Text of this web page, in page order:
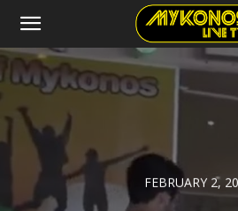
FEBRUARY 2,